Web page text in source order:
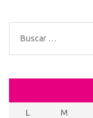
Buscar:
L M